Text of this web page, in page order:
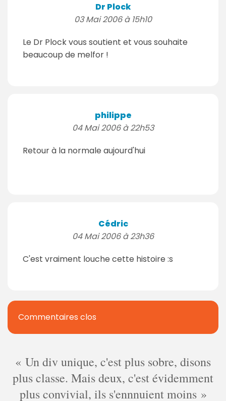
Dr Plock
03 Mai 2006 à 15h10
Le Dr Plock vous soutient et vous souhaite
beaucoup de melfor !
philippe
04 Mai 2006 à 22h53
Retour à la normale aujourd'hui
Cédric
04 Mai 2006 à 23h36
C'est vraiment louche cette histoire :s
Commentaires clos
Un div unique, c'est plus sobre, disons
plus classe. Mais deux, c'est évidemment
plus convivial, ils s'ennnuient moins